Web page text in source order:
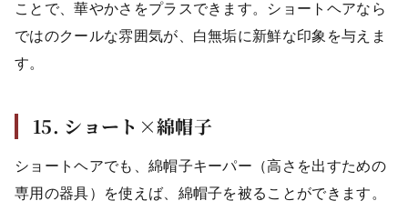
ことで、華やかさをプラスできます。ショートヘアなら
ではのクールな雰囲気が、白無垢に新鮮な印象を与えま
す。
15. ショート×綿帽子
ショートヘアでも、綿帽子キーパー（高さを出すための
専用の器具）を使えば、綿帽子を被ることができます。